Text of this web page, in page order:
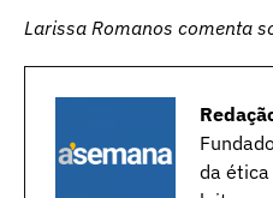
Larissa Romanos comenta
da